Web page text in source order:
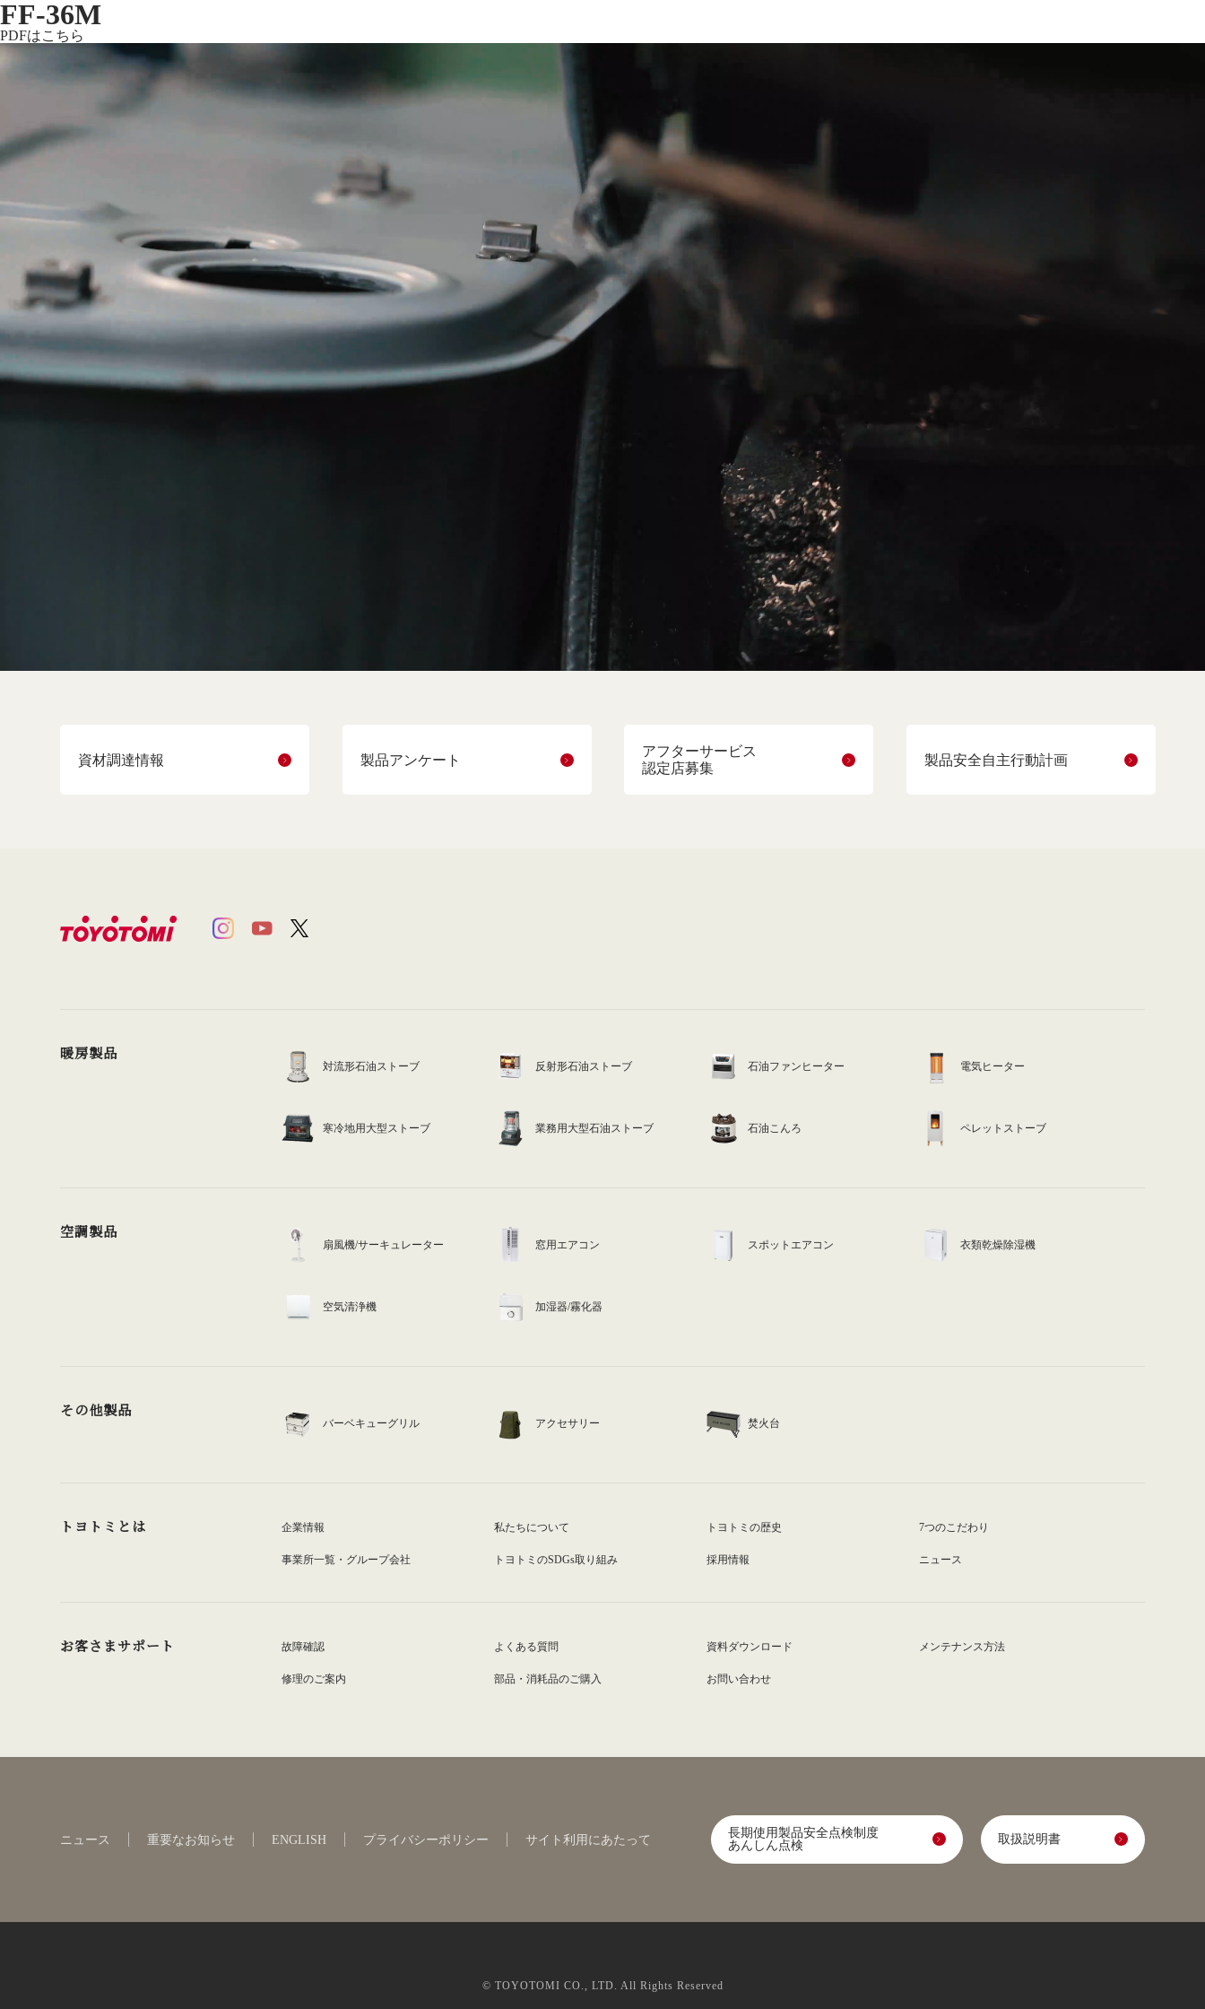
FF-36M
PDFはこちら
資材調達情報 製品アンケート
アフターサービス
認定店募集
製品安全自主行動計画
暖房製品
対流形石油ストーブ 反射形石油ストーブ 石油ファンヒーター 電気ヒーター
寒冷地用大型ストーブ 業務用大型石油ストーブ 石油こんろ ペレットストーブ
空調製品
扇風機/サーキュレーター 窓用エアコン スポットエアコン 衣類乾燥除湿機
空気清浄機 加湿器/霧化器
その他製品
バーベキューグリル アクセサリー 焚火台
トヨトミとは 企業情報 私たちについて トヨトミの歴史 7つのこだわり
事業所一覧・グループ会社 トヨトミのSDGs取り組み 採用情報 ニュース
お客さまサポート 故障確認 よくある質問 資料ダウンロード メンテナンス方法
修理のご案内 部品・消耗品のご購入 お問い合わせ
ニュース 重要なお知らせ ENGLISH プライバシーポリシー サイト利用にあたって
長期使用製品安全点検制度
あんしん点検
取扱説明書
© TOYOTOMI CO., LTD. All Rights Reserved